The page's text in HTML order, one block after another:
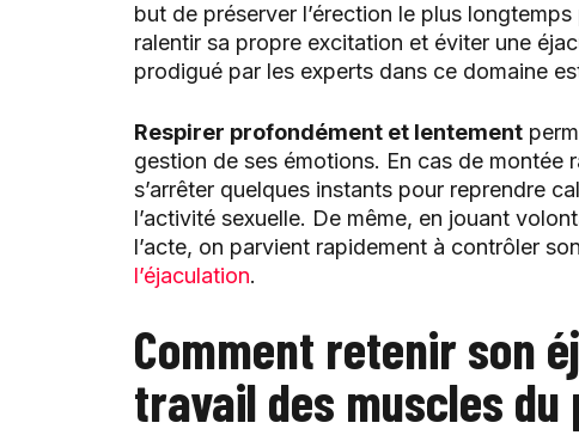
but de préserver l’érection le plus
ralentir sa propre excitation et éviter une
prodigué par les experts dans ce domaine
Respirer profondément et lentement
gestion de ses émotions. En cas de montée
s’arrêter quelques instants pour reprendre
l’activité sexuelle. De même, en jouant
l’acte, on parvient rapidement à contrôler
l’éjaculation.
Comment retenir son
travail des muscles du